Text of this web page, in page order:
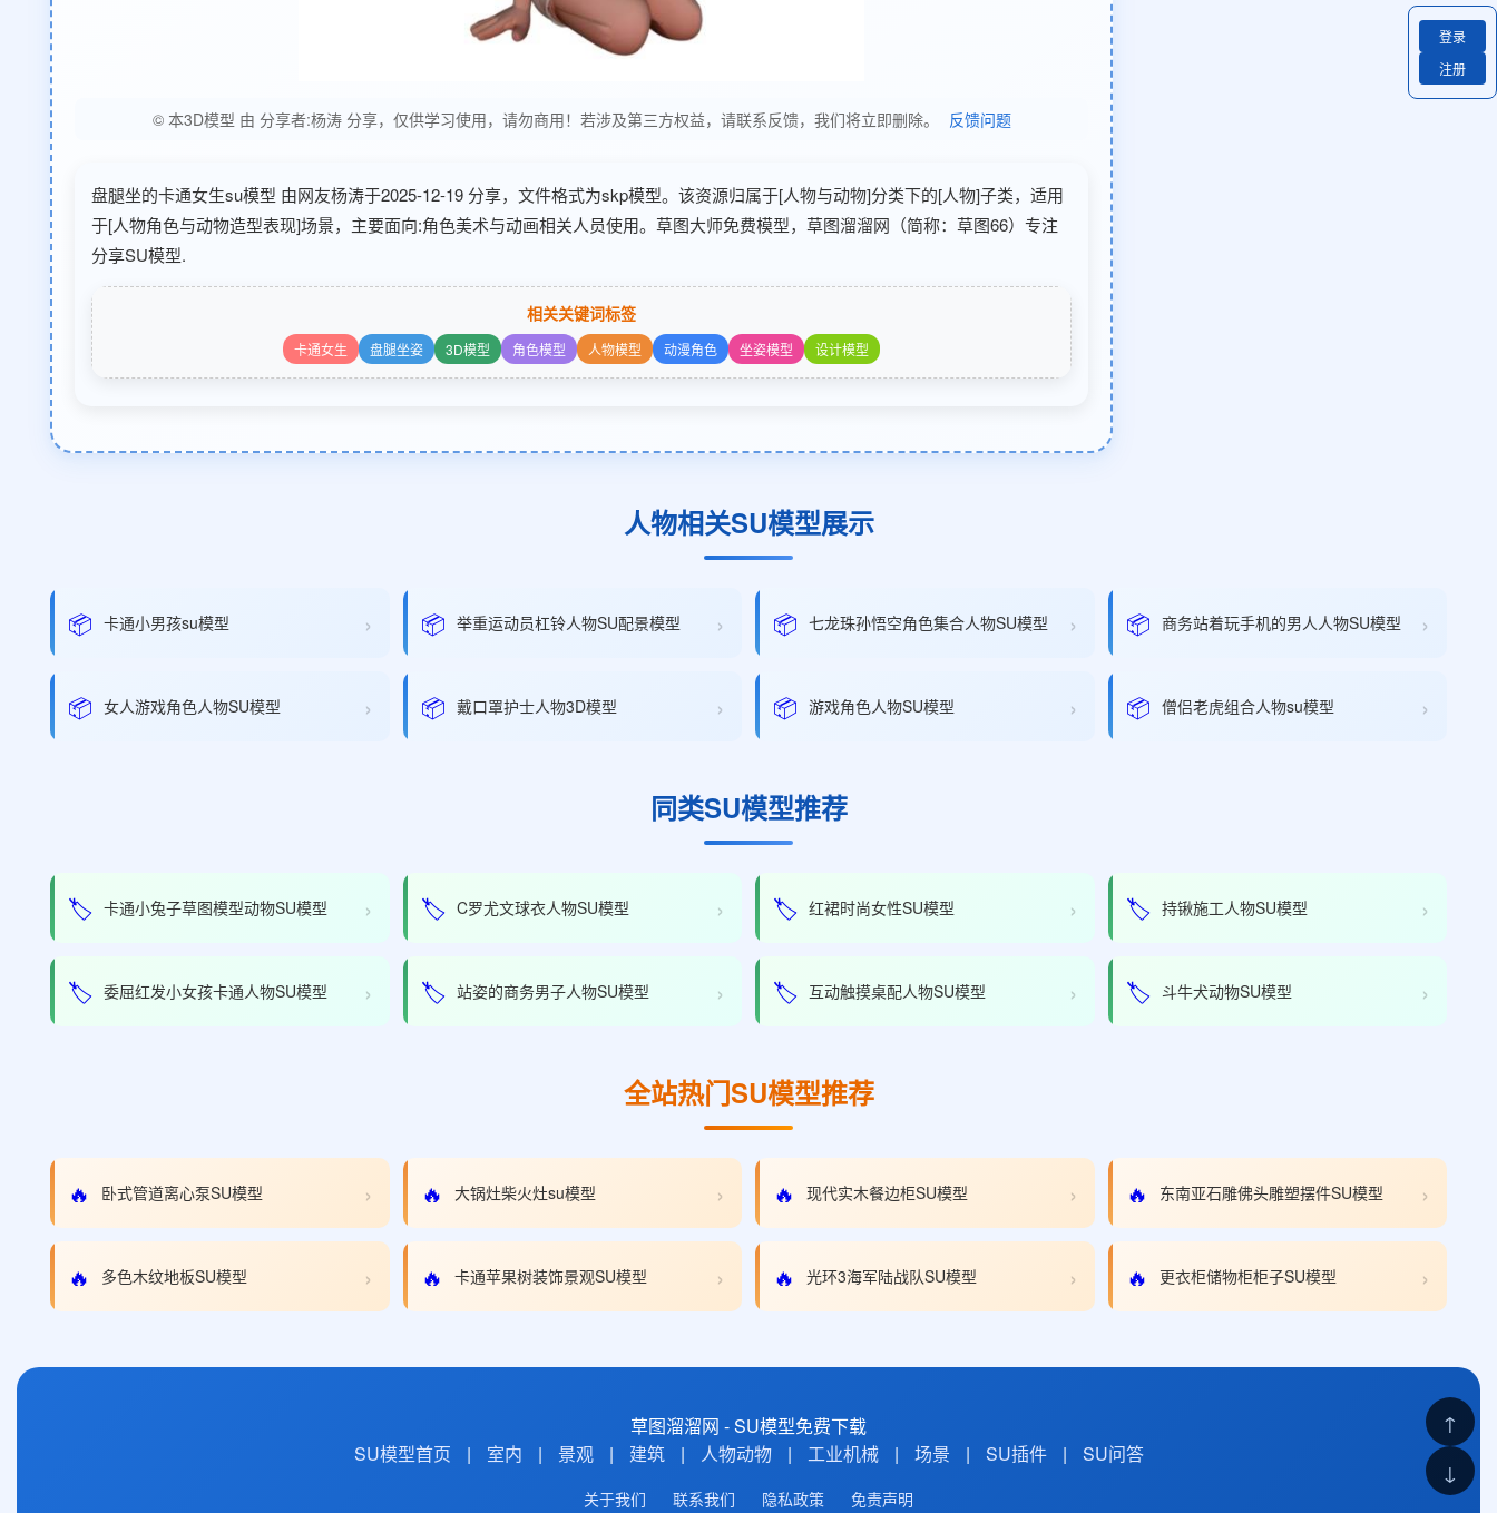
© 本3D模型 由 分享者:杨涛 分享，仅供学习使用，请勿商用！若涉及第三方权益，请联系反馈，我们将立即删除。 反馈问题
盘腿坐的卡通女生su模型 由网友杨涛于2025-12-19 分享，文件格式为skp模型。该资源归属于[人物与动物]分类下的[人物]子类，适用
于[人物角色与动物造型表现]场景，主要面向:角色美术与动画相关人员使用。草图大师免费模型，草图溜溜网（简称：草图66）专注
分享SU模型.
相关关键词标签
卡通女生 盘腿坐姿 3D模型 角色模型 人物模型 动漫角色 坐姿模型 设计模型
人物相关SU模型展示
📦 卡通小男孩su模型 › 📦 举重运动员杠铃人物SU配景模型 › 📦 七龙珠孙悟空角色集合人物SU模型 › 📦 商务站着玩手机的男人人物SU模型 ›
📦 女人游戏角色人物SU模型 › 📦 戴口罩护士人物3D模型 › 📦 游戏角色人物SU模型 › 📦 僧侣老虎组合人物su模型 ›
同类SU模型推荐
🏷️ 卡通小兔子草图模型动物SU模型 › 🏷️ C罗尤文球衣人物SU模型 › 🏷️ 红裙时尚女性SU模型 › 🏷️ 持锹施工人物SU模型 ›
🏷️ 委屈红发小女孩卡通人物SU模型 › 🏷️ 站姿的商务男子人物SU模型 › 🏷️ 互动触摸桌配人物SU模型 › 🏷️ 斗牛犬动物SU模型 ›
全站热门SU模型推荐
🔥 卧式管道离心泵SU模型 › 🔥 大锅灶柴火灶su模型 › 🔥 现代实木餐边柜SU模型 › 🔥 东南亚石雕佛头雕塑摆件SU模型 ›
🔥 多色木纹地板SU模型 › 🔥 卡通苹果树装饰景观SU模型 › 🔥 光环3海军陆战队SU模型 › 🔥 更衣柜储物柜柜子SU模型 ›
草图溜溜网 - SU模型免费下载
SU模型首页
| 室内 | 景观 | 建筑 | 人物动物 | 工业机械 | 场景 | SU插件 | SU问答
关于我们 联系我们 隐私政策 免责声明
↑
↓
登录
注册